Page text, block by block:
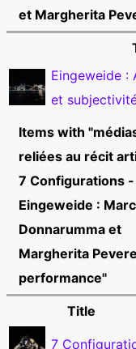
et Margherita
Eingeweide :
et
Items with
reliées au récit
7 Configurations -
Eingeweide :
Donnarumma et
Margherita
performance"
Title
7